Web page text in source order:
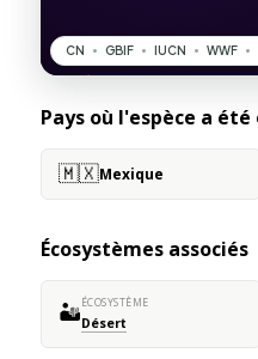
Pays où l'espèce a été
🇲🇽Mexique
Écosystèmes associés
🏜️ÉCOSYSTÈME
Désert